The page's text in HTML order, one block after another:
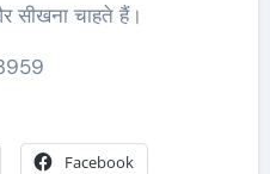
सीखना चाहते हैं।
Facebook